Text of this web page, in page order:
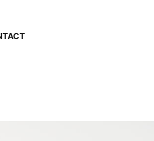
ス・ブラ